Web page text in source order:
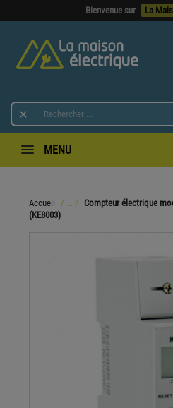

MENU
Accueil
Compteur électrique
(KE8003)